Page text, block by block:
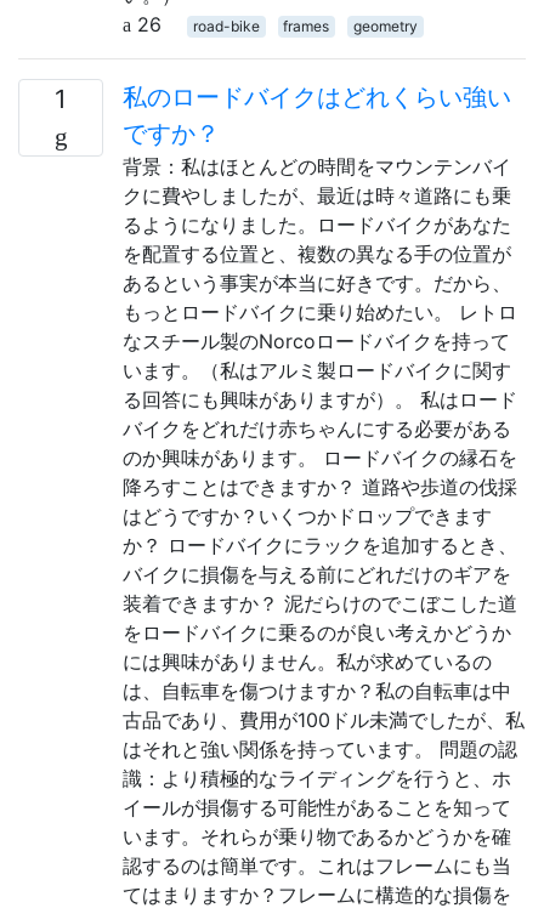
26
road-bike frames geometry
1
私のロードバイクはどれくらい強い
ですか？
背景：私はほとんどの時間をマウンテンバイ
クに費やしましたが、最近は時々道路にも乗
るようになりました。ロードバイクがあなた
を配置する位置と、複数の異なる手の位置が
あるという事実が本当に好きです。だから、
もっとロードバイクに乗り始めたい。 レトロ
なスチール製のNorcoロードバイクを持って
います。（私はアルミ製ロードバイクに関す
る回答にも興味がありますが）。 私はロード
バイクをどれだけ赤ちゃんにする必要がある
のか​​興味があります。 ロードバイクの縁石を
降ろすことはできますか？ 道路や歩道の伐採
はどうですか？いくつかドロップできます
か？ ロードバイクにラックを追加するとき、
バイクに損傷を与える前にどれだけのギアを
装着できますか？ 泥だらけのでこぼこした道
をロードバイクに乗るのが良い考えかどうか
には興味がありません。私が求めているの
は、自転車を傷つけますか？私の自転車は中
古品であり、費用が100ドル未満でしたが、私
はそれと強い関係を持っています。 問題の認
識：より積極的なライディングを行うと、ホ
イールが損傷する可能性があることを知って
います。それらが乗り物であるかどうかを確
認するのは簡単です。これはフレームにも当
てはまりますか？フレームに構造的な損傷を